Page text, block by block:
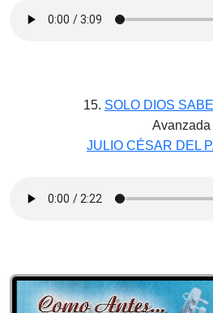
15. SOLO DIOS
Avanzada
JULIO CÉSAR DEL